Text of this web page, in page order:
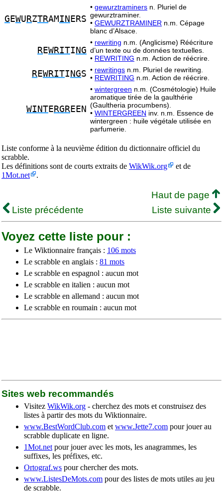
G EWU RZTRAMIN ERS
• gewurztraminers n. Pluriel de
gewurztraminer.
• GEWURZTRAMINER n.m. Cépage
blanc d’Alsace.
REWRITI NG
• rewriting n.m. (Anglicisme) Réécriture
d’un texte ou de données textuelles.
• REWRITING n.m. Action de réécrire.
REWRITI NGS • rewritings n.m. Pluriel de rewriting.
• REWRITING n.m. Action de réécrire.
WINTE RGREEN
• wintergreen n.m. (Cosmétologie) Huile
aromatique tirée de la gaulthérie
(Gaultheria procumbens).
• WINTERGREEN inv. n.m. Essence de
wintergreen : huile végétale utilisée en
parfumerie.
Liste conforme à la neuvième édition du dictionnaire officiel du
scrabble.
Les définitions sont de courts extraits de WikWik.org
et de
1Mot.net
.
Haut de page
Liste précédente
Liste suivante
Voyez cette liste pour :
Le Wiktionnaire français : 106 mots
Le scrabble en anglais : 81 mots
Le scrabble en espagnol : aucun mot
Le scrabble en italien : aucun mot
Le scrabble en allemand : aucun mot
Le scrabble en roumain : aucun mot
Sites web recommandés
Visitez WikWik.org - cherchez des mots et construisez des
listes à partir des mots du Wiktionnaire.
www.BestWordClub.com et www.Jette7.com pour jouer au
scrabble duplicate en ligne.
1Mot.net pour jouer avec les mots, les anagrammes, les
suffixes, les préfixes, etc.
Ortograf.ws pour chercher des mots.
www.ListesDeMots.com pour des listes de mots utiles au jeu
de scrabble.